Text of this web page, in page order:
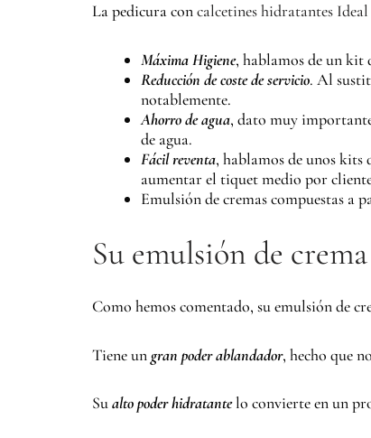
La pedicura concalcetines hidratantes Ideal
Máxima Higiene, hablamos de un kit
Reducción de coste de servicio. Al
notablemente.
Ahorro de agua, dato muy
de agua.
Fácil reventa, hablamos de unos kits
aumentar el tiquet medio por
Emulsión de cremas compuestas a
Su emulsión de crema
Como hemos comentado, su emulsión de
Tiene ungran poder ablandador, hecho que
Sualto poder hidratantelo convierte en un